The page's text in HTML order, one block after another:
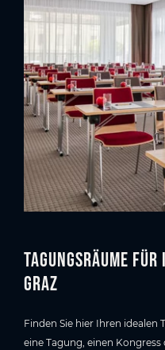
Tagungsräume
Graz
Finden Sie hier Ihren idealen
eine Tagung, einen